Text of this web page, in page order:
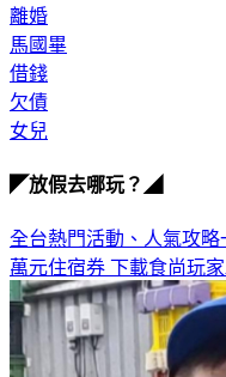
離婚
馬國畢
借錢
欠債
女兒
◤放假去哪玩？◢
全台熱門活動、人氣攻略
萬元住宿券 下載食尚玩